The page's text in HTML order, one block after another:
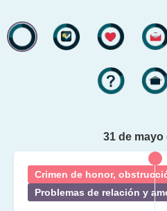
Crimen de honor,
Problemas de relación y
31 de mayo